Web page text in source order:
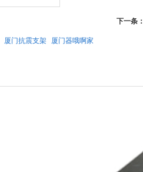
下一条：
厦门抗震支架 厦门器哦啊家